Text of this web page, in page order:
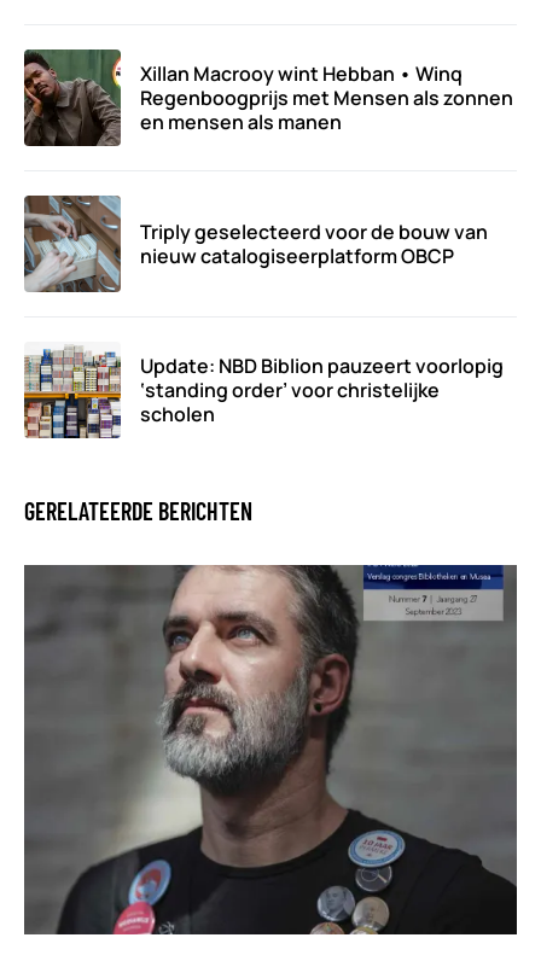
Xillan Macrooy wint Hebban • Winq
Regenboogprijs met Mensen als zonnen
en mensen als manen
Triply geselecteerd voor de bouw van
nieuw catalogiseerplatform OBCP
Update: NBD Biblion pauzeert voorlopig
‘standing order’ voor christelijke
scholen
GERELATEERDE BERICHTEN